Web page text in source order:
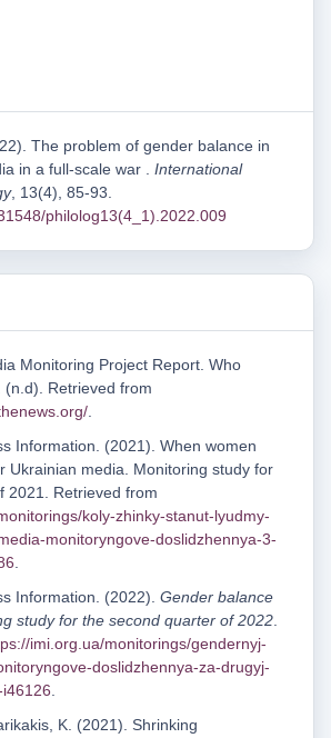
The problem of gender balance in
in a full-scale war . International
, 13(4), 85-93.
philolog13(4_1).2022.009
Monitoring Project Report. Who
(n.d). Retrieved from
.
Information. (2021). When women
Ukrainian media. Monitoring study for
2021. Retrieved from
koly-zhinky-stanut-lyudmy-
monitoryngove-doslidzhennya-3-
.
Information. (2022). Gender balance
study for the second quarter of 2022.
imi.org.ua/monitorings/gendernyj-
doslidzhennya-za-drugyj-
.
K. (2021). Shrinking